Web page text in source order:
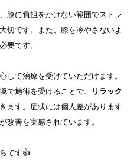
膝に負担をかけない範囲でストレ
切です。また、膝を冷やさないよ
要です。
して治療を受けていただけます。
で施術を受けることで、
リラック
ます。症状には個人差があります
改善を実感されています。
です👍